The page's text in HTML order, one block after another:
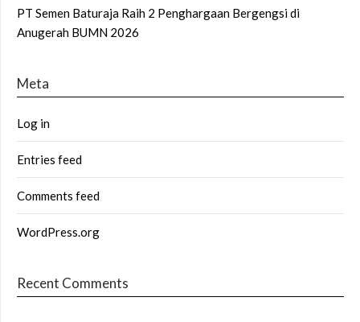
PT Semen Baturaja Raih 2 Penghargaan Bergengsi di
Anugerah BUMN 2026
Meta
Log in
Entries feed
Comments feed
WordPress.org
Recent Comments